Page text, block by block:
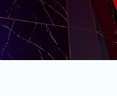
务ktv会所排名
这里不仅拥有现代的音响设
会所推荐